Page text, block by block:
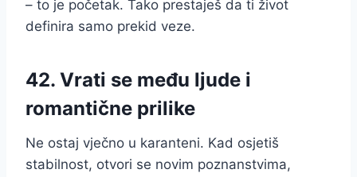
– to je početak. Tako prestaješ da ti život
definira samo prekid veze.
42. Vrati se među ljude i
romantične prilike
Ne ostaj vječno u karanteni. Kad osjetiš
stabilnost, otvori se novim poznanstvima,